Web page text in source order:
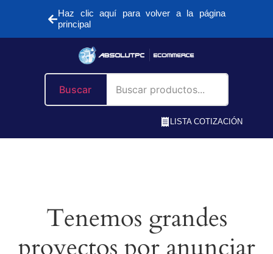
Haz clic aquí para volver a la página
principal
Buscar
LISTA COTIZACIÓN
Tenemos grandes